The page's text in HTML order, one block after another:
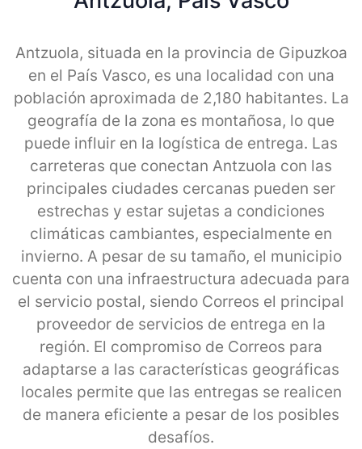
Antzuola, situada en la provincia de Gipuzkoa
en el País Vasco, es una localidad con una
población aproximada de 2,180 habitantes. La
geografía de la zona es montañosa, lo que
puede influir en la logística de entrega. Las
carreteras que conectan Antzuola con las
principales ciudades cercanas pueden ser
estrechas y estar sujetas a condiciones
climáticas cambiantes, especialmente en
invierno. A pesar de su tamaño, el municipio
cuenta con una infraestructura adecuada para
el servicio postal, siendo Correos el principal
proveedor de servicios de entrega en la
región. El compromiso de Correos para
adaptarse a las características geográficas
locales permite que las entregas se realicen
de manera eficiente a pesar de los posibles
desafíos.